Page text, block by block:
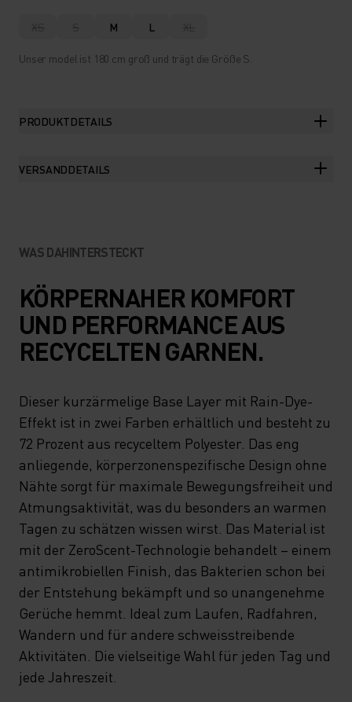
XS S M L XL
Unser model ist 180 cm groß und trägt die Größe S.
PRODUKTDETAILS
VERSANDDETAILS
WAS DAHINTERSTECKT
KÖRPERNAHER KOMFORT
UND PERFORMANCE AUS
RECYCELTEN GARNEN.
Dieser kurzärmelige Base Layer mit Rain-Dye-
Effekt ist in zwei Farben erhältlich und besteht zu
72 Prozent aus recyceltem Polyester. Das eng
anliegende, körperzonenspezifische Design ohne
Nähte sorgt für maximale Bewegungsfreiheit und
Atmungsaktivität, was du besonders an warmen
Tagen zu schätzen wissen wirst. Das Material ist
mit der ZeroScent-Technologie behandelt – einem
antimikrobiellen Finish, das Bakterien schon bei
der Entstehung bekämpft und so unangenehme
Gerüche hemmt. Ideal zum Laufen, Radfahren,
Wandern und für andere schweisstreibende
Aktivitäten. Die vielseitige Wahl für jeden Tag und
jede Jahreszeit.